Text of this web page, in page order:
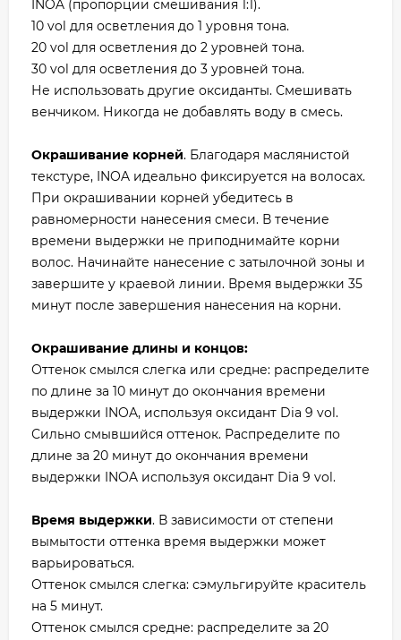
INOA (пропорции смешивания 1:1).
10 vol для осветления до 1 уровня тона.
20 vol для осветления до 2 уровней тона.
30 vol для осветления до 3 уровней тона.
Не использовать другие оксиданты. Смешивать
венчиком. Никогда не добавлять воду в смесь.
Окрашивание корней. Благодаря маслянистой
текстуре, INOA идеально фиксируется на волосах.
При окрашивании корней убедитесь в
равномерности нанесения смеси. В течение
времени выдержки не приподнимайте корни
волос. Начинайте нанесение с затылочной зоны и
завершите у краевой линии. Время выдержки 35
минут после завершения нанесения на корни.
Окрашивание длины и концов:
Оттенок смылся слегка или средне: распределите
по длине за 10 минут до окончания времени
выдержки INOA, используя оксидант Dia 9 vol.
Сильно смывшийся оттенок. Распределите по
длине за 20 минут до окончания времени
выдержки INOA используя оксидант Dia 9 vol.
Время выдержки. В зависимости от степени
вымытости оттенка время выдержки может
варьироваться.
Оттенок смылся слегка: сэмульгируйте краситель
на 5 минут.
Оттенок смылся средне: распределите за 20